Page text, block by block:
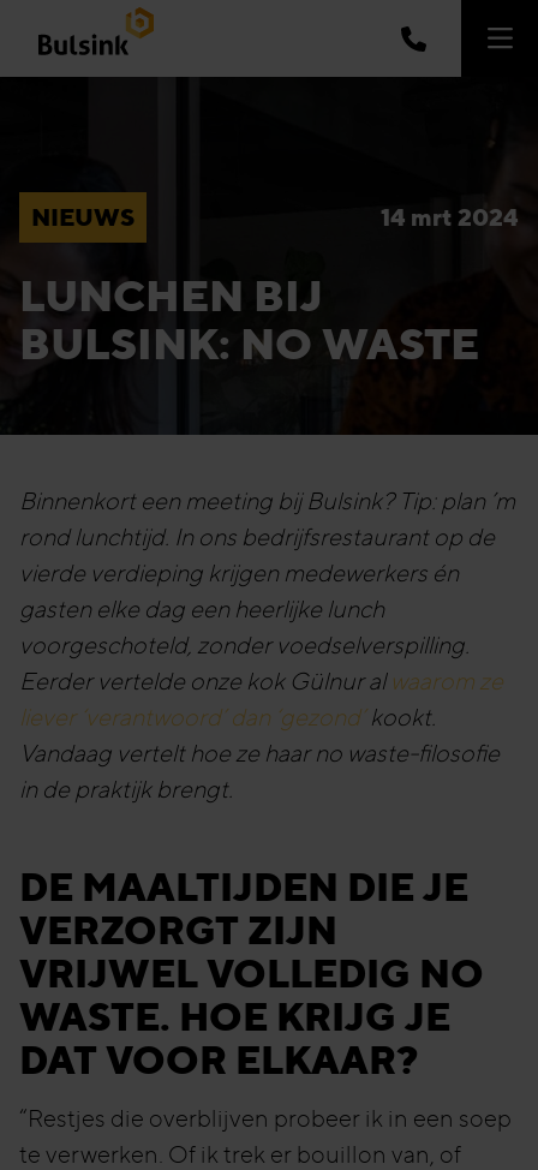
NIEUWS 14 mrt 2024
LUNCHEN BIJ
BULSINK: NO WASTE
Binnenkort een meeting bij Bulsink? Tip: plan ’m
rond lunchtijd. In ons bedrijfsrestaurant op de
vierde verdieping krijgen medewerkers én
gasten elke dag een heerlijke lunch
voorgeschoteld, zonder voedselverspilling.
Eerder vertelde onze kok Gülnur al waarom ze
liever ‘verantwoord’ dan ‘gezond’kookt.
Vandaag vertelt hoe ze haar no waste-filosofie
in de praktijk brengt.
DE MAALTIJDEN DIE JE
VERZORGT ZIJN
VRIJWEL VOLLEDIG NO
WASTE. HOE KRIJG JE
DAT VOOR ELKAAR?
“Restjes die overblijven probeer ik in een soep
te verwerken. Of ik trek er bouillon van, of